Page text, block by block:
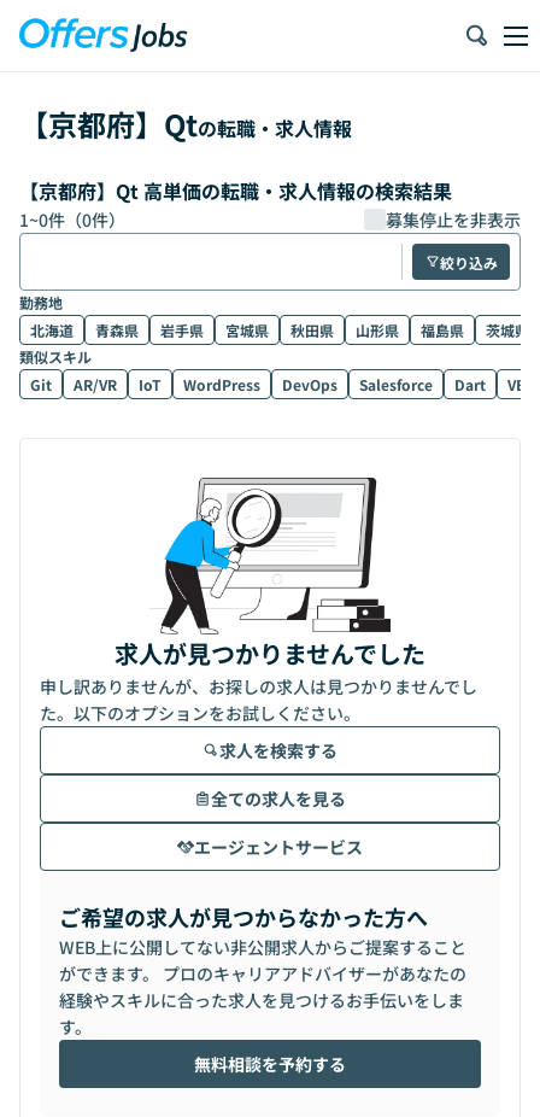
【京都府】 Qtの転職・求人情報
【京都府】Qt 高単価の転職・求人情報の検索結果
1~0件（0件） 募集停止を非表示
絞り込み
勤務地
北海道
青森県 岩手県 宮城県 秋田県 山形県 福島県
茨城県
類似スキル
Git
AR/VR IoT WordPress DevOps Salesforce Dart
求人が見つかりませんでした
申し訳ありませんが、お探しの求人は見つかりませんでし
た。以下のオプションをお試しください。
求人を検索する
全ての求人を見る
エージェントサービス
ご希望の求人が見つからなかった方へ
WEB上に公開してない非公開求人からご提案すること
ができます。 プロのキャリアアドバイザーがあなたの
経験やスキルに合った求人を見つけるお手伝いをしま
す。
無料相談を予約する